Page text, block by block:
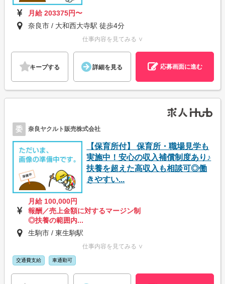
月給 203375円〜
奈良市 / 大和西大寺駅 徒歩4分
仕事内容を見てみる ∨
キープする 詳細を見る 応募画面に進む
委 奈良ヤクルト販売株式会社
【保育所付】 保育所・職場見学も
実施中！安心の収入補償制度あり♪
扶養を超えた高収入も相談可◎働
きやすい...
月給 100,000円
報酬／売上金額に対するマージン制
◎扶養の範囲内...
生駒市 / 東生駒駅
仕事内容を見てみる ∨
交通費支給 車通勤可